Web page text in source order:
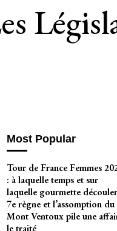
Most Popular
Tour de France Femmes
: à laquelle temps et sur
laquelle gourmette
7e règne et l’assomption du
Mont Ventoux pile une
le traité